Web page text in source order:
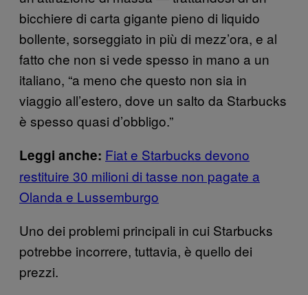
bicchiere di carta gigante pieno di liquido
bollente, sorseggiato in più di mezz’ora, e al
fatto che non si vede spesso in mano a un
italiano, “a meno che questo non sia in
viaggio all’estero, dove un salto da Starbucks
è spesso quasi d’obbligo.”
Leggi anche: Fiat e Starbucks devono
restituire 30 milioni di tasse non pagate a
Olanda e Lussemburgo
Uno dei problemi principali in cui Starbucks
potrebbe incorrere, tuttavia, è quello dei
prezzi.